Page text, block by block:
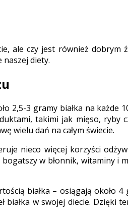
ale czy jest również dobrym
naszej diety.
2,5-3 gramy białka na
takimi jak mięso,
wielu dań na całym świecie.
nieco więcej korzyści
w błonnik, witaminy i
białka – osiągają około
w swojej diecie. Dzięki